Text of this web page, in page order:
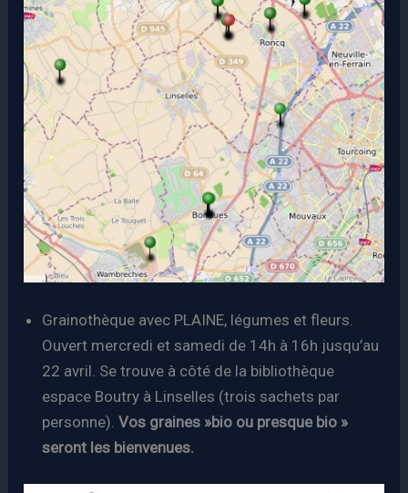
Grainothèque avec PLAINE, légumes et fleurs.
Ouvert mercredi et samedi de 14h à 16h jusqu’au
22 avril. Se trouve à côté de la bibliothèque
espace Boutry à Linselles (trois sachets par
personne).Vos graines »bio ou presque bio »
seront les bienvenues.